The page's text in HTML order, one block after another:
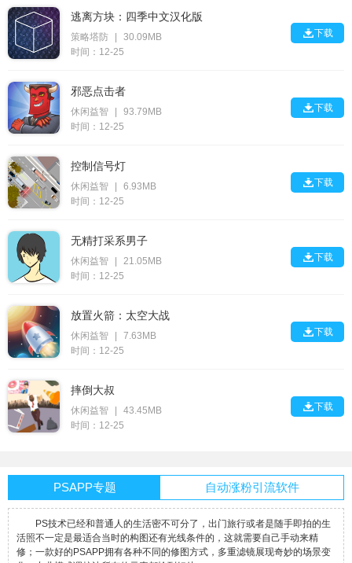
逃离方块：四季中文汉化版
策略塔防
30.09MB
时间：12-25
下载
邪恶点击者
休闲益智
93.79MB
时间：12-25
下载
控制信号灯
休闲益智
6.93MB
时间：12-25
下载
无精打采系男子
休闲益智
21.05MB
时间：12-25
下载
放置火箭：太空大战
休闲益智
7.63MB
时间：12-25
下载
摔倒大叔
休闲益智
43.45MB
时间：12-25
下载
PSAPP专题 自动涨粉引流软件
PS技术已经和普通人的生活密不可分了，出门旅行或者是随手即拍的生
活照不一定是最适合当时的构图还有光线条件的，这就需要自己手动来精
修；一款好的PSAPP拥有各种不同的修图方式，多重滤镜展现奇妙的场景变